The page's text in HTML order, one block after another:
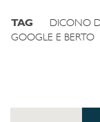
TAG DICONO
GOOGLE E BERTO